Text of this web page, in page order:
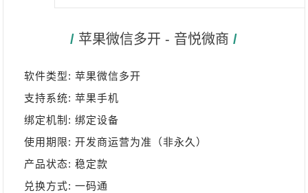
/ 苹果微信多开 - 音悦微商 /
软件类型: 苹果微信多开
支持系统: 苹果手机
绑定机制: 绑定设备
使用期限: 开发商运营为准（非永久）
产品状态: 稳定款
兑换方式: 一码通